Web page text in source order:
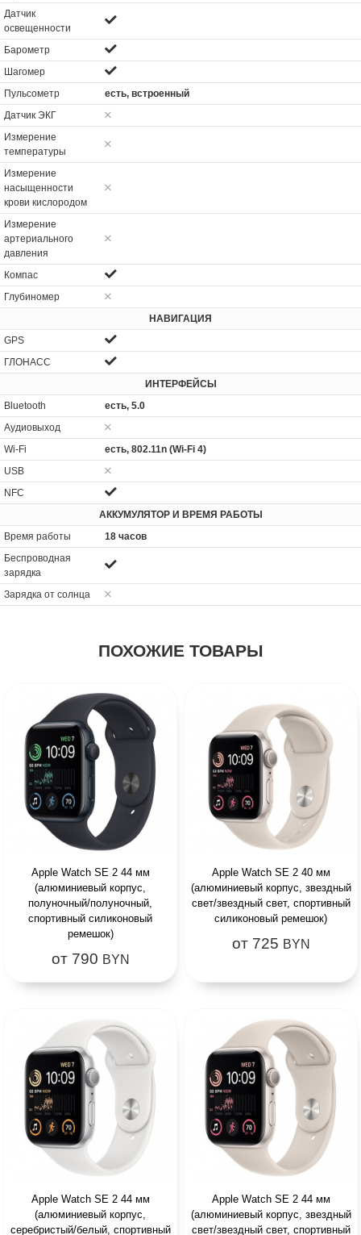
Датчик
освещенности
Барометр
Шагомер
Пульсометр
есть, встроенный
Датчик ЭКГ
Измерение
температуры
Измерение
насыщенности
крови кислородом
Измерение
артериального
давления
Компас
Глубиномер
НАВИГАЦИЯ
GPS
ГЛОНАСС
ИНТЕРФЕЙСЫ
Bluetooth
есть, 5.0
Аудиовыход
Wi-Fi
есть, 802.11n (Wi-Fi 4)
USB
NFC
АККУМУЛЯТОР И ВРЕМЯ РАБОТЫ
Время работы
18 часов
Беспроводная
зарядка
Зарядка от солнца
ПОХОЖИЕ ТОВАРЫ
Apple Watch SE 2 44 мм
(алюминиевый корпус,
полуночный/полуночный,
спортивный силиконовый
ремешок)
от 790 BYN
Apple Watch SE 2 40 мм
(алюминиевый корпус, звездный
свет/звездный свет, спортивный
силиконовый ремешок)
от 725 BYN
Apple Watch SE 2 44 мм
(алюминиевый корпус,
серебристый/белый, спортивный
Apple Watch SE 2 44 мм
(алюминиевый корпус, звездный
свет/звездный свет, спортивный